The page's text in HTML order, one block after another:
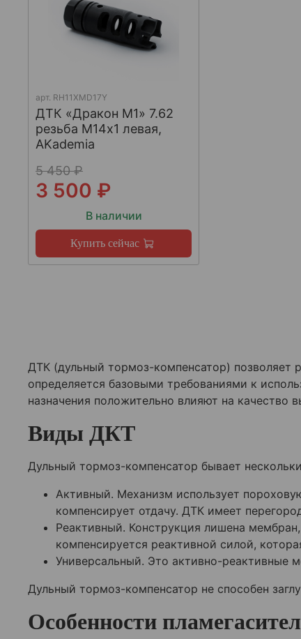
арт. RH11XMD17Y
ДТК «Дракон М1» 7.62
резьба М14х1 левая,
AKademia
5 450 ₽
3 500 ₽
В наличии
Купить сейчас
ДТК (дульный тормоз-компенсатор) позволяет
определяется базовыми требованиями к
назначения положительно влияют на качество
Виды ДКТ
Дульный тормоз-компенсатор бывает
Активный. Механизм использует
компенсирует отдачу. ДТК имеет
Реактивный. Конструкция лишена
компенсируется реактивной силой,
Универсальный. Это активно-реактивные
Дульный тормоз-компенсатор не способен
Особенности